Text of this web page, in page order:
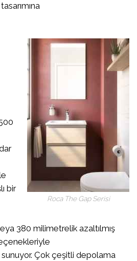
Roca The Gap Serisi
bir
380 milimetrelik azaltılmış
Çok çeşitli depolama